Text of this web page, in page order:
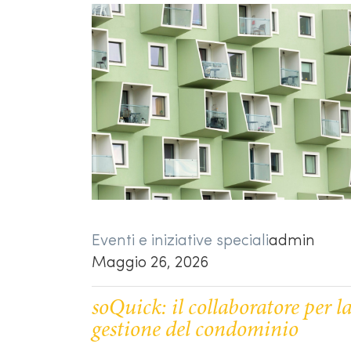
Eventi e iniziative specialiadmin
Maggio 26, 2026
soQuick: il collaboratore per
gestione del condominio